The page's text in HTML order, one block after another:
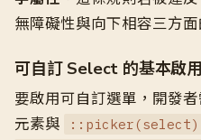
無障礙性與向下相容三方面
可自訂 Select 的基本啟
要啟用可自訂選單，開發
元素與 ::picker(select)